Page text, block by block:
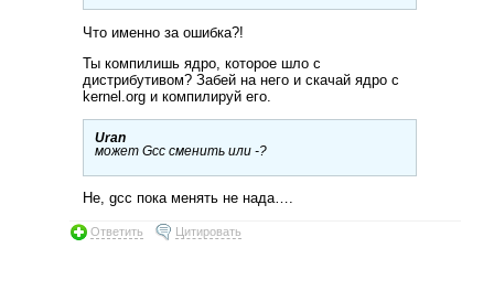
Что именно за ошибка?!
Ты компилишь ядро, которое шло с
дистрибутивом? Забей на него и скачай ядро с
kernel.org и компилируй его.
Uran
может Gcc сменить или -?
Не, gcc пока менять не нада….
Ответить Цитировать